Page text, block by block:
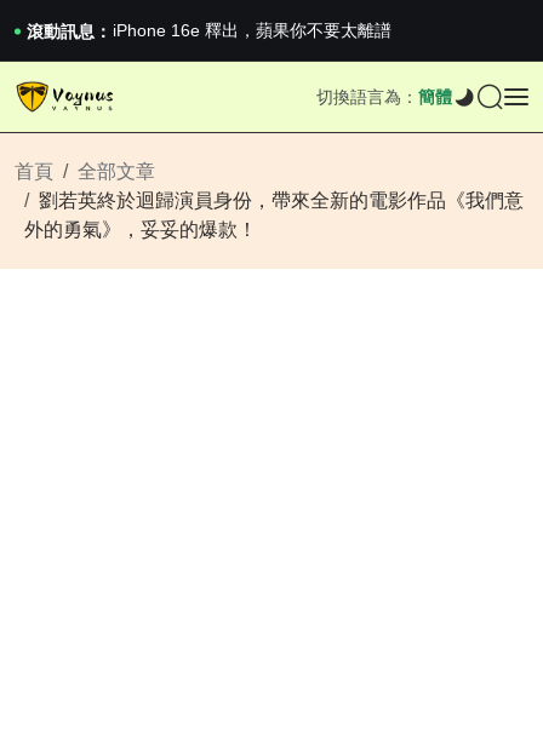
滾動訊息： iPhone 16e 釋出，蘋果你不要太離譜
2026澳網男單收官：全滿貫對上全滿亞，德約...
《巔峰守衛 Highguard》正式上線，官...
切換語言為： 簡體
首頁
全部文章
劉若英終於迴歸演員身份，帶來全新的電影作品《我們意
外的勇氣》，妥妥的爆款！